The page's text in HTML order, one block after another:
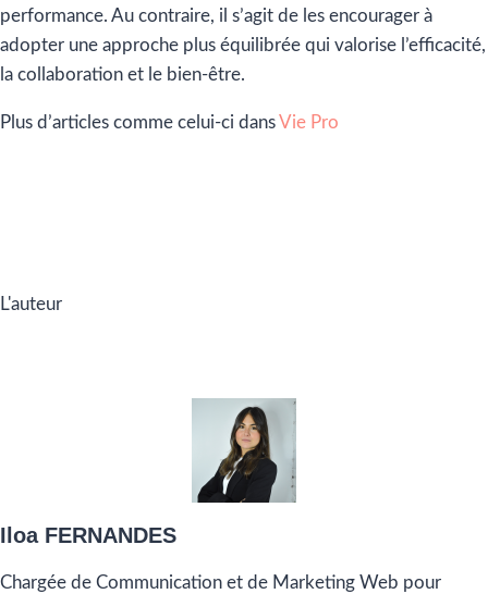
performance. Au contraire, il s’agit de les encourager à
adopter une approche plus équilibrée qui valorise l’efficacité,
la collaboration et le bien-être.
Plus d’articles comme celui-ci dansVie Pro
L'auteur
Iloa FERNANDES
Chargée de Communication et de Marketing Web pour